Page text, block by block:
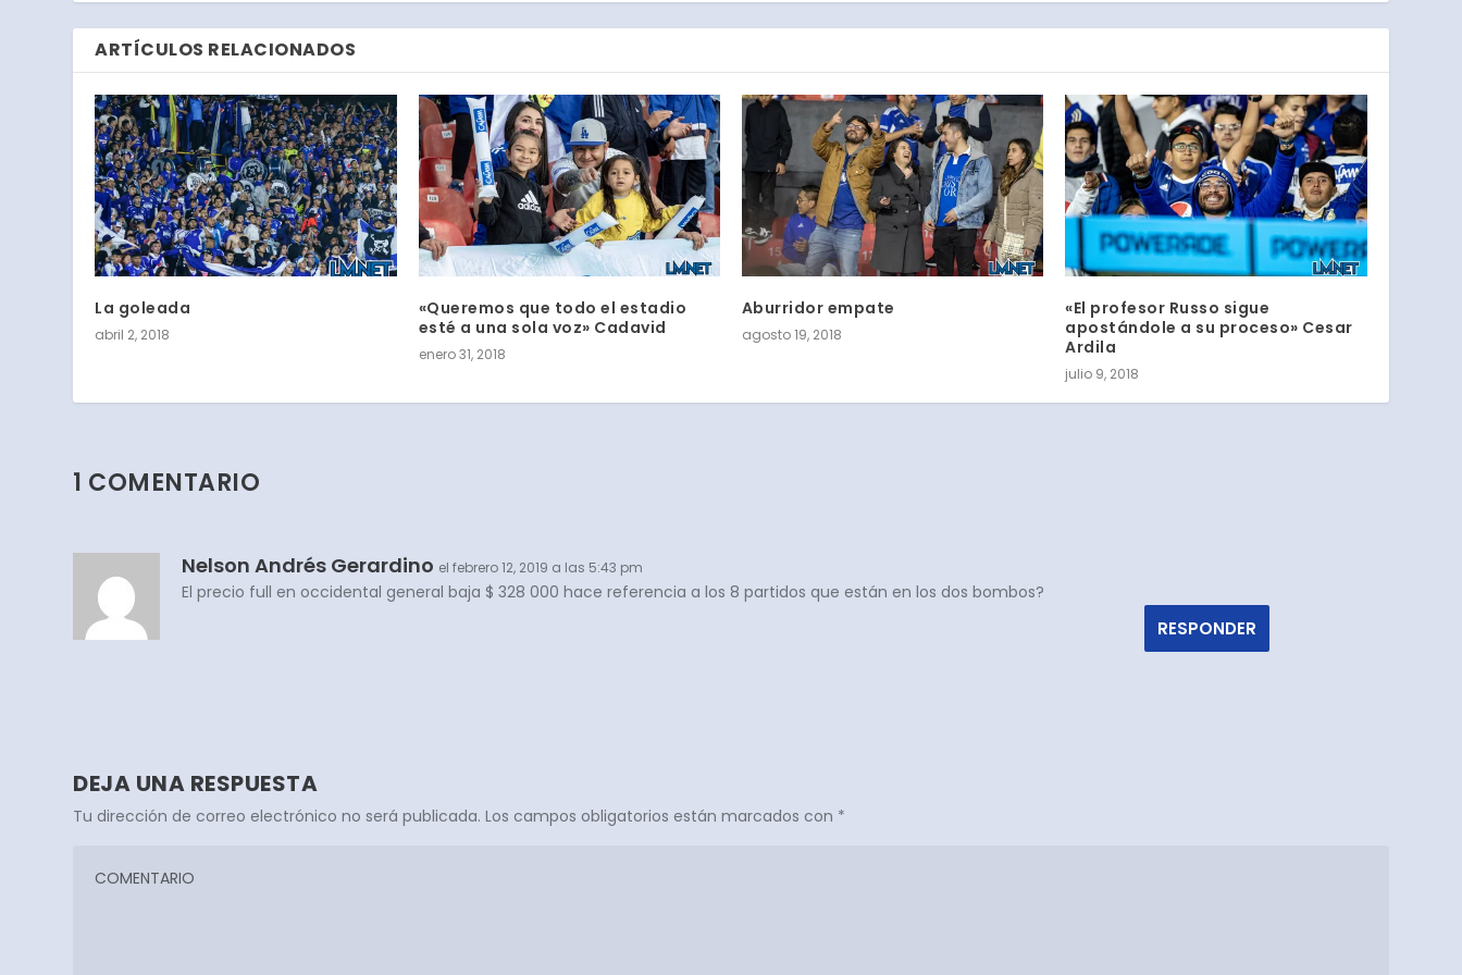
ARTÍCULOS RELACIONADOS
La goleada
abril 2, 2018
«Queremos que todo el estadio
esté a una sola voz» Cadavid
enero 31, 2018
Aburridor empate
agosto 19, 2018
«El profesor Russo sigue
apostándole a su proceso» Cesar
Ardila
julio 9, 2018
1 COMENTARIO
Nelson Andrés Gerardino el febrero 12, 2019 a las 5:43 pm
El precio full en occidental general baja $ 328 000 hace referencia a los 8 partidos que están en los dos bombos?
RESPONDER
DEJA UNA RESPUESTA
Tu dirección de correo electrónico no será publicada. Los campos obligatorios están marcados con *